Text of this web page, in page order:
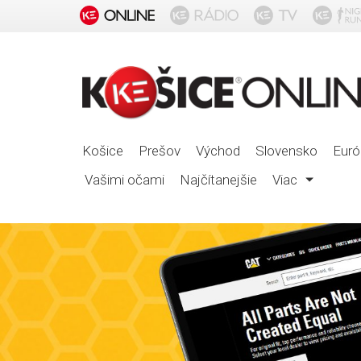
Košice Prešov Východ Slovensko
Vašimi očami
Najčítanejšie Viac